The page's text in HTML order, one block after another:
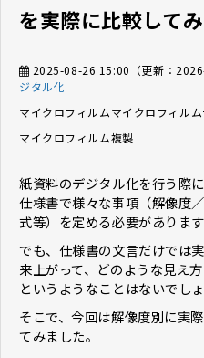
を実際に比較して
2025-08-26 15:00 （更新：
ジタル化
マイクロフィルムマイクロフィル
マイクロフィルム複製
紙資料のデジタル化を行う際
仕様書で様々な事項（解像度
式等）を定める必要があります
でも、仕様書の文言だけでは
来上がって、どのような見え
というようなことはないでし
そこで、今回は解像度別に実
てみました。